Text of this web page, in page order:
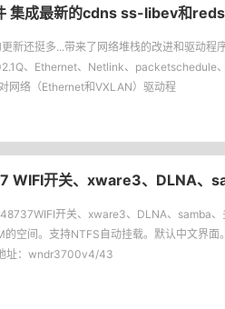
集成最新的cdns ss-libev和
新还挺多...带来了网络堆栈的改进和驱动程
、Ethernet、Netlink、packetschedule
网络（Ethernet和VXLAN）驱动程
开关、xware3、DLNA、
开关、xware3、DLNA、samba、
空间。支持NTFS自动挂载。默认中文界面
址：wndr3700v4/43